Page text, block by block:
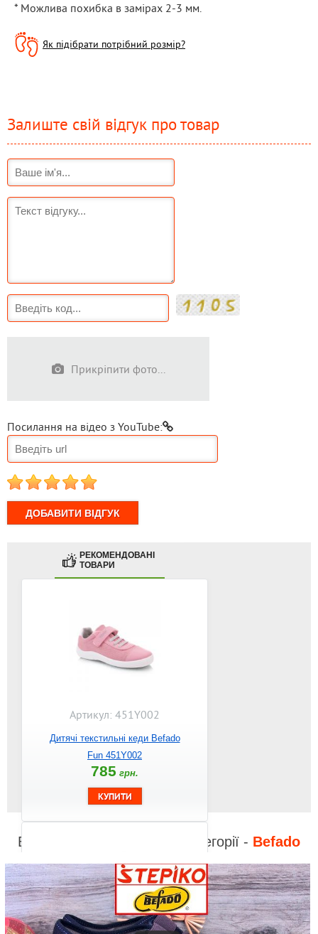
* Можлива похибка в замірах 2-3 мм.
Як підібрати потрібний розмір?
Залиште свій відгук про товар
Прикріпити фото...
Посилання на відео з YouTube:
1 2 3 4 5
РЕКОМЕНДОВАНІ
ТОВАРИ
Артикул: 451Y002
Дитячі текстильні кеди Befado
Fun 451Y002
785 грн.
Відео до інших товарів з категорії - Befado